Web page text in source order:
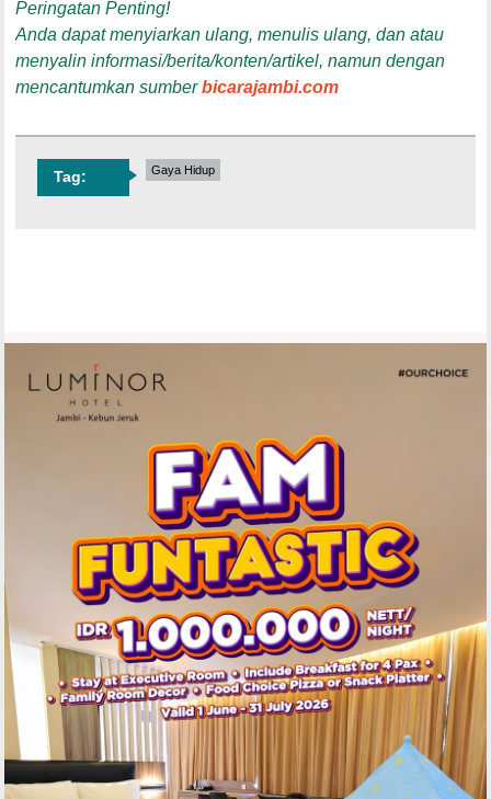
Peringatan Penting!
Anda dapat menyiarkan ulang, menulis ulang, dan atau
menyalin informasi/berita/konten/artikel, namun dengan
mencantumkan sumberbicarajambi.com
Tag: Gaya Hidup